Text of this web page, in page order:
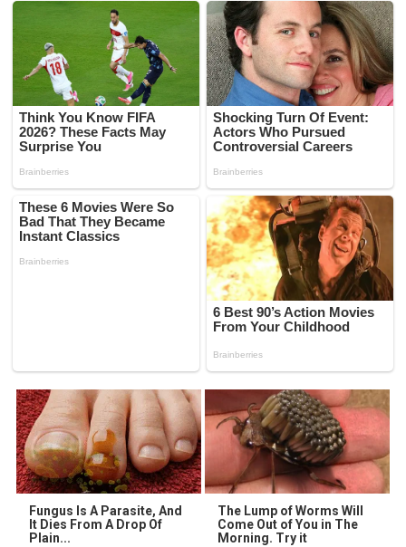
Fungus Is A Parasite, And
It Dies From A Drop Of
Plain...
The Lump of Worms Will
Come Out of You in The
Morning. Try it